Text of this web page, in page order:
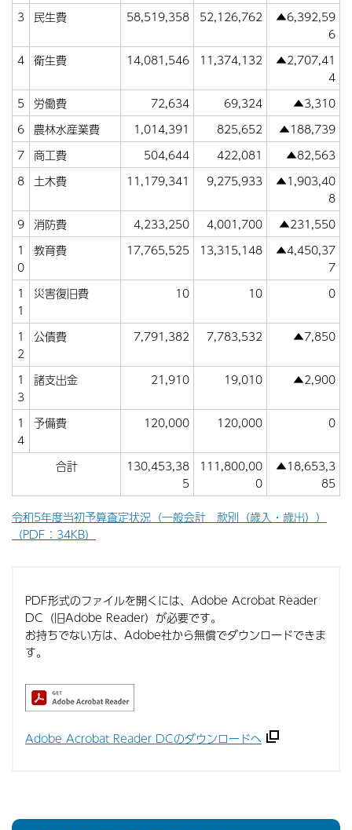
3 民生費 58,519,358 52,126,762
▲6,392,59
6
4 衛生費 14,081,546 11,374,132
▲2,707,41
4
5 労働費 72,634 69,324
▲3,310
6 農林水産業費 1,014,391 825,652
▲188,739
7 商工費 504,644 422,081
▲82,563
8 土木費 11,179,341 9,275,933
▲1,903,40
8
9 消防費 4,233,250 4,001,700
▲231,550
1
0
教育費 17,765,525 13,315,148
▲4,450,37
7
1
1
災害復旧費 10 10 0
1
2
公債費 7,791,382 7,783,532 ▲7,850
1
3
諸支出金 21,910 19,010 ▲2,900
1
4
予備費 120,000 120,000 0
合計
130,453,38
5
111,800,00
0
▲18,653,3
85
令和5年度当初予算査定状況（一般会計 款別（歳入・歳出））
（PDF：34KB）
PDF形式のファイルを開くには、Adobe Acrobat Reader
DC（旧Adobe Reader）が必要です。
お持ちでない方は、Adobe社から無償でダウンロードできま
す。
Adobe Acrobat Reader DCのダウンロードへ